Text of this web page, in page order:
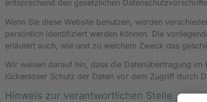
entsprechend den gesetzlichen
Wenn Sie diese Website benutzen, werden
persönlich identifiziert werden können. Die
erläutert auch, wie und zu welchem Zweck das
Wir weisen darauf hin, dass die Datenübertragung
lückenloser Schutz der Daten vor dem Zugriff durch
Hinweis zur verantwortlichen Stelle